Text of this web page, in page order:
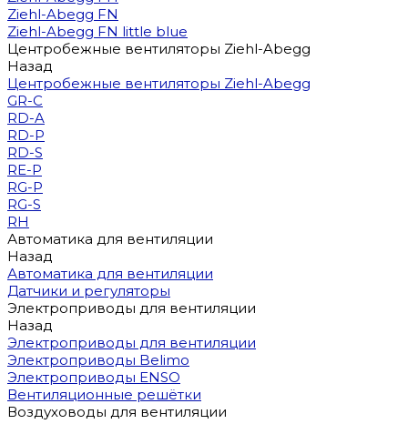
Ziehl-Abegg FN
Ziehl-Abegg FN little blue
Центробежные вентиляторы Ziehl-Abegg
Назад
Центробежные вентиляторы Ziehl-Abegg
GR-C
RD-A
RD-P
RD-S
RE-P
RG-P
RG-S
RH
Автоматика для вентиляции
Назад
Автоматика для вентиляции
Датчики и регуляторы
Электроприводы для вентиляции
Назад
Электроприводы для вентиляции
Электроприводы Belimo
Электроприводы ENSO
Вентиляционные решётки
Воздуховоды для вентиляции